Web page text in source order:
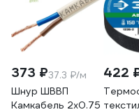
373 ₽37.3 ₽/м
Шнур ШВВП
Камкабель 2x0.75
422